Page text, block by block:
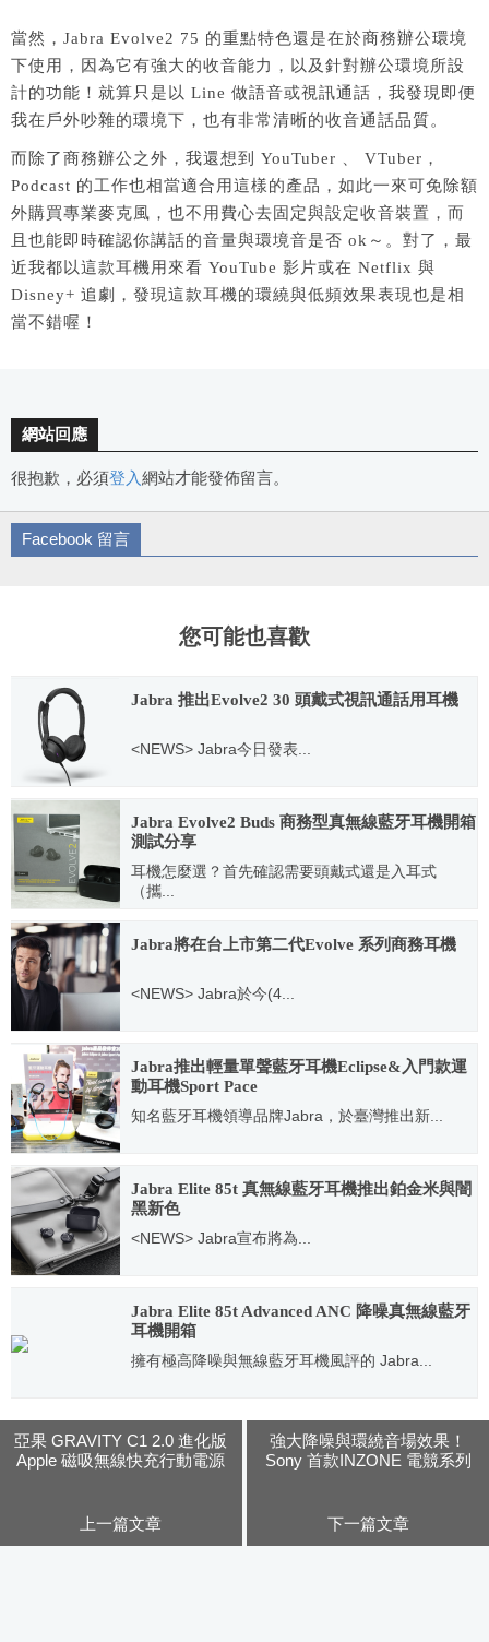
當然，Jabra Evolve2 75 的重點特色還是在於商務辦公環境
下使用，因為它有強大的收音能力，以及針對辦公環境所設
計的功能！就算只是以 Line 做語音或視訊通話，我發現即便
我在戶外吵雜的環境下，也有非常清晰的收音通話品質。
而除了商務辦公之外，我還想到 YouTuber 、 VTuber，
Podcast 的工作也相當適合用這樣的產品，如此一來可免除額
外購買專業麥克風，也不用費心去固定與設定收音裝置，而
且也能即時確認你講話的音量與環境音是否 ok～。對了，最
近我都以這款耳機用來看 YouTube 影片或在 Netflix 與
Disney+ 追劇，發現這款耳機的環繞與低頻效果表現也是相
當不錯喔！
網站回應
很抱歉，必須登入網站才能發佈留言。
Facebook 留言
您可能也喜歡
Jabra 推出Evolve2 30 頭戴式視訊通話用耳機
<NEWS> Jabra今日發表...
2021.03.02
Jabra Evolve2 Buds 商務型真無線藍牙耳機開箱
測試分享
耳機怎麼選？首先確認需要頭戴式還是入耳式
（攜...
2023.04.12
Jabra將在台上市第二代Evolve 系列商務耳機
<NEWS> Jabra於今(4...
2020.04.21
Jabra推出輕量單聲藍牙耳機Eclipse&入門款運
動耳機Sport Pace
知名藍牙耳機領導品牌Jabra，於臺灣推出新...
2015.10.13
Jabra Elite 85t 真無線藍牙耳機推出鉑金米與闇
黑新色
<NEWS> Jabra宣布將為...
Jabra Elite 85t Advanced ANC 降噪真無線藍牙
耳機開箱
擁有極高降噪與無線藍牙耳機風評的 Jabra...
亞果 GRAVITY C1 2.0 進化版
Apple 磁吸無線快充行動電源
上一篇文章
強大降噪與環繞音場效果！
Sony 首款INZONE 電競系列
下一篇文章